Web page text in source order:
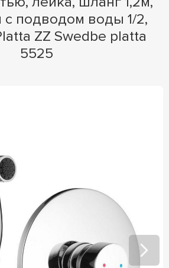
подводом воды 1/2,
ZZ Swedbe platta
5525